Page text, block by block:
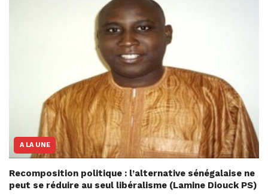
A LA UNE
Recomposition politique : l’alternative sénégalaise ne
peut se réduire au seul libéralisme (Lamine Diouck PS)